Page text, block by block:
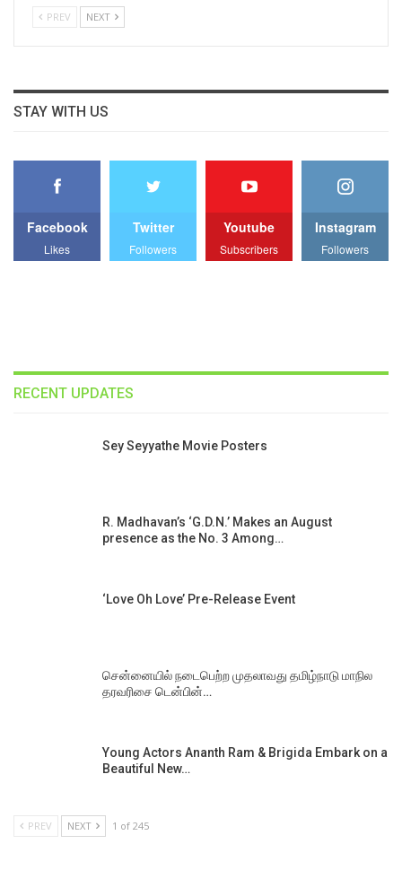
PREV NEXT
STAY WITH US
Facebook
Likes
Twitter
Followers
Youtube
Subscribers
Instagram
Followers
RECENT UPDATES
Sey Seyyathe Movie Posters
R. Madhavan’s ‘G.D.N.’ Makes an August
presence as the No. 3 Among…
‘Love Oh Love’ Pre-Release Event
சென்னையில் நடைபெற்ற முதலாவது தமிழ்நாடு மாநில
தரவரிசை டென்பின்…
Young Actors Ananth Ram & Brigida Embark on a
Beautiful New…
PREV NEXT 1 of 245